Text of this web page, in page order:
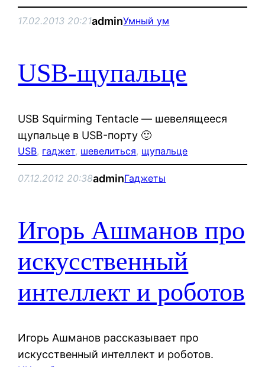
17.02.2013 20:21adminУмный ум
USB-щупальце
USB Squirming Tentacle — шевелящееся
щупальце в USB-порту 🙂
USB, гаджет, шевелиться, щупальце
07.12.2012 20:38adminГаджеты
Игорь Ашманов про
искусственный
интеллект и роботов
Игорь Ашманов рассказывает про
искусственный интеллект и роботов.